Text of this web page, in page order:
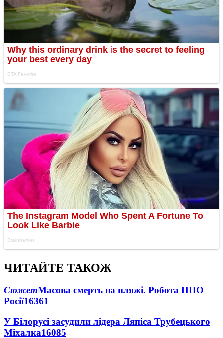
ЧИТАЙТЕ ТАКОЖ
СюжетМасова смерть на пляжі. Робота ППО
Росії16361
У Білорусі засудили лідера Ляпіса Трубецького
Міхалка16085